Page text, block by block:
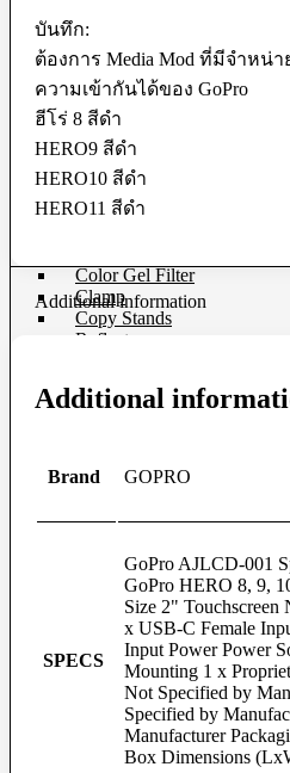
Flash & Light
Continue Light
Flash
Ringlight
Studio Light
Studio BOX
Color Gel Filter
Clamp
Copy Stands
Reflectors
Studio House Accessories
Umbrellas
Bag Compartment
Backpacks
Fit Case
Holster Cases
Lens Case
Pouch Bag
Roller Bag
Rain Protection
Shoulder Bag
Sling Bags
บันทึก:
ต้องการ Media Mod ที่มีจำหน่
ความเข้ากันได้ของ GoPro
ฮีโร่ 8 สีดำ
HERO9 สีดำ
HERO10 สีดำ
HERO11 สีดำ
Additional information
Additional
Brand GOPRO
SPECS
GoPro AJLCD-001
GoPro HERO 8, 9,
Size 2" Touchscreen
x USB-C Female
Input Power Power
Mounting 1 x
Not Specified by
Specified by
Manufacturer
Box Dimensions